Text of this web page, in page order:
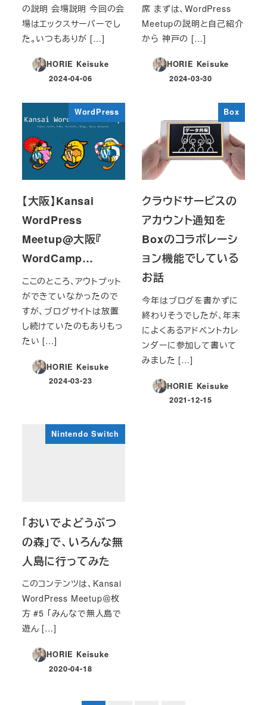
の説明 会場説明 今回の会
場はエックスサーバーでし
た。いつもありが […]
HORIE Keisuke
投稿日
2024-04-06
席 まずは、WordPress
Meetupの説明と自己紹介
から 神戸の […]
HORIE Keisuke
投稿日
2024-03-30
WordPress
【大阪】Kansai
WordPress
Meetup@大阪『
WordCamp…
ここのところ、アウトプット
ができていなかったので
すが、ブログサイトは放置
し続けていたのもありもっ
たい […]
HORIE Keisuke
投稿日
2024-03-23
Box
クラウドサービスの
アカウント通知を
Boxのコラボレーシ
ョン機能でしている
お話
今年はブログを書かずに
終わりそうでしたが、年末
によくあるアドベントカレ
ンダーに参加して書いて
みました […]
HORIE Keisuke
投稿日
2021-12-15
Nintendo Switch
「おいでよどうぶつ
の森」で、いろんな無
人島に行ってみた
このコンテンツは、Kansai
WordPress Meetup＠枚
方 #5 「みんなで無人島で
遊ん […]
HORIE Keisuke
投稿日
2020-04-18